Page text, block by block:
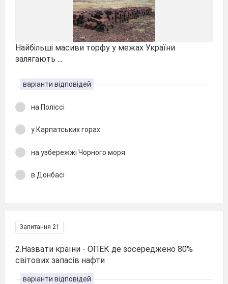
Найбільші масиви торфу у межах України
залягають ...
варіанти відповідей
на Поліссі
у Карпатських горах
на узбережжі Чорного моря
в Донбасі
Запитання 21
2.Назвати країни - ОПЕК де зосереджено 80%
світових запасів нафти
варіанти відповідей